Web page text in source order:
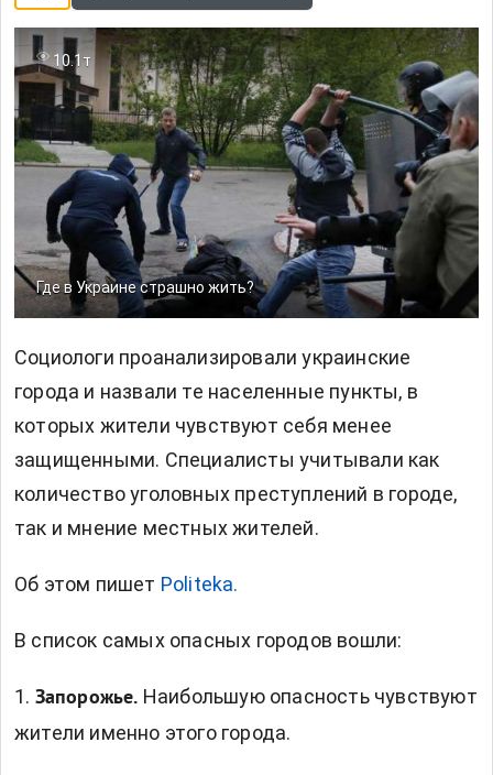
Где в Украине страшно жить?
10.1т
Социологи проанализировали украинские
города и назвали те населенные пункты, в
которых жители чувствуют себя менее
защищенными. Специалисты учитывали как
количество уголовных преступлений в городе,
так и мнение местных жителей.
Об этом пишет Politeka.
В список самых опасных городов вошли:
1. Запорожье. Наибольшую опасность чувствуют
жители именно этого города.